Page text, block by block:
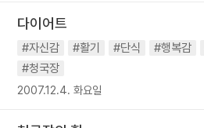
다이어트
#자신감 #활기 #단식 #행복감
#청국장
2007.12.4. 화요일